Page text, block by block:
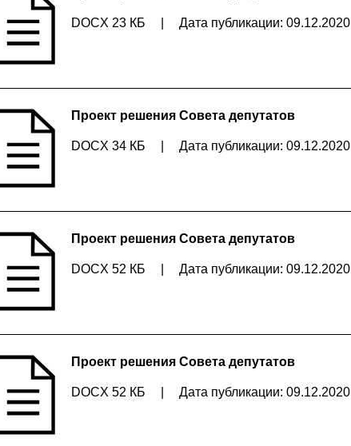
DOCX 23 КБ Дата публикации: 09.12.2020
Проект решения Совета депутатов
DOCX 34 КБ Дата публикации: 09.12.2020
Проект решения Совета депутатов
DOCX 52 КБ Дата публикации: 09.12.2020
Проект решения Совета депутатов
DOCX 52 КБ Дата публикации: 09.12.2020